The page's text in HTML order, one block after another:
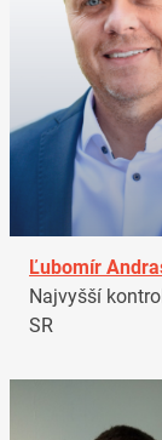
Ľubomír
Najvyšší
SR